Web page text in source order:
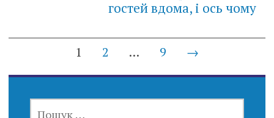
гостей вдома, і ось чому
navigation
1 2 … 9 →